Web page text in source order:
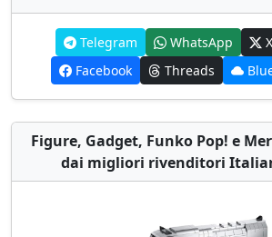
Telegram WhatsApp
Facebook
Threads
Figure, Gadget, Funko Pop! e
dai migliori rivenditori